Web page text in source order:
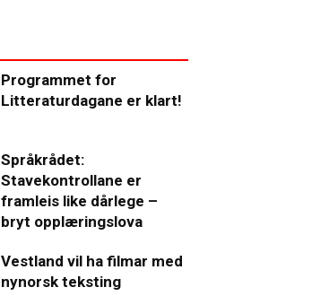
Programmet for
Litteraturdagane er klart!
Språkrådet:
Stavekontrollane er
framleis like dårlege –
bryt opplæringslova
Vestland vil ha filmar med
nynorsk teksting